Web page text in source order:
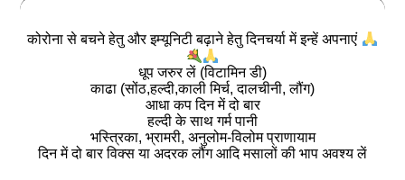
कोरोना से बचने हेतु और इम्यूनिटी बढ़ाने हेतु दिनचर्या में इन्हें अपनाएं
धूप जरुर लें (विटामिन डी)
काढा (सोंठ,हल्दी,काली मिर्च, दालचीनी, लौंग)
आधा कप दिन में दो बार
हल्दी के साथ गर्म पानी
भस्त्रिका, भ्रामरी, अनुलोम-विलोम प्राणायाम
दिन में दो बार विक्स या अदरक लौंग आदि मसालों की भाप अवश्य लें